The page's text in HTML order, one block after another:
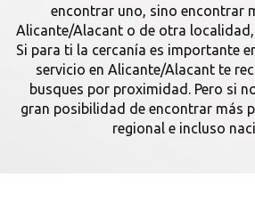
encontrar uno, sino encontrar
Alicante/Alacant o de otra
Si para ti la cercanía es importante
servicio en Alicante/Alacant te
busques por proximidad. Pero si
gran posibilidad de encontrar más
regional e incluso